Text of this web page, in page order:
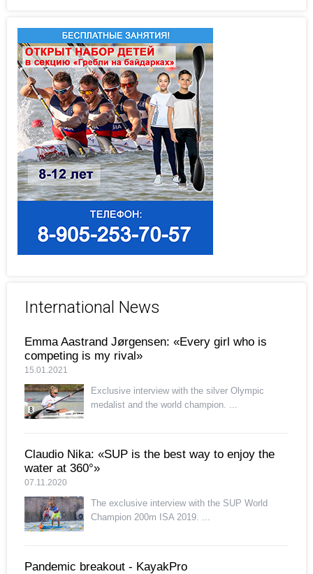
International News
Emma Aastrand Jørgensen: «Every girl who is
competing is my rival»
15.01.2021
Exclusive interview with the silver Olympic
medalist and the world champion. ...
Claudio Nika: «SUP is the best way to enjoy the
water at 360°»
07.11.2020
The exclusive interview with the SUP World
Champion 200m ISA 2019. ...
Pandemic breakout - KayakPro